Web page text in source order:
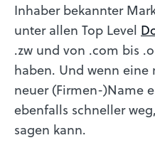
Inhaber bekannter
unter allen Top Level
.zw und von .com bis
haben. Und wenn eine
neuer (Firmen-)Name
ebenfalls schneller
sagen kann.